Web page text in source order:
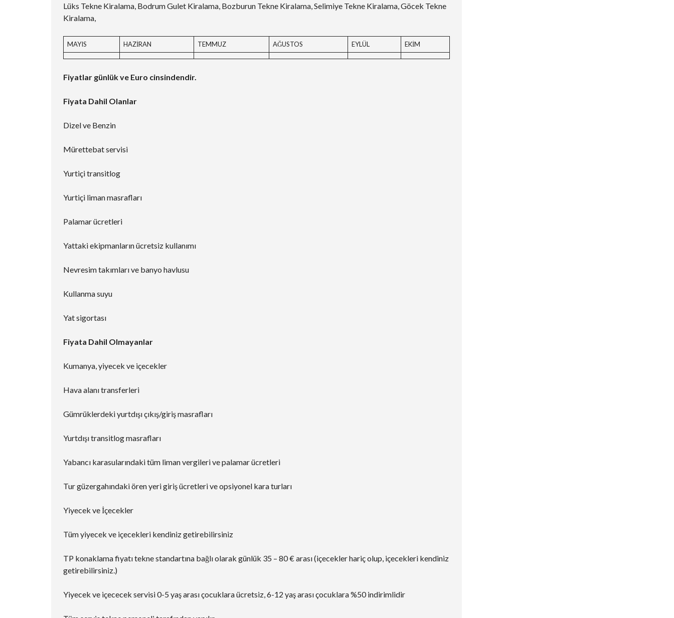
Lüks Tekne Kiralama, Bodrum Gulet Kiralama, Bozburun Tekne Kiralama, Selimiye Tekne Kiralama, Göcek Tekne
Kiralama,
MAYIS HAZİRAN TEMMUZ AĞUSTOS EYLÜL EKİM
Fiyatlar günlük ve Euro cinsindendir.
Fiyata Dahil Olanlar
Dizel ve Benzin
Mürettebat servisi
Yurtiçi transitlog
Yurtiçi liman masrafları
Palamar ücretleri
Yattaki ekipmanların ücretsiz kullanımı
Nevresim takımları ve banyo havlusu
Kullanma suyu
Yat sigortası
Fiyata Dahil Olmayanlar
Kumanya, yiyecek ve içecekler
Hava alanı transferleri
Gümrüklerdeki yurtdışı çıkış/giriş masrafları
Yurtdışı transitlog masrafları
Yabancı karasularındaki tüm liman vergileri ve palamar ücretleri
Tur güzergahındaki ören yeri giriş ücretleri ve opsiyonel kara turları
Yiyecek ve İçecekler
Tüm yiyecek ve içecekleri kendiniz getirebilirsiniz
TP konaklama fiyatı tekne standartına bağlı olarak günlük 35 – 80 € arası (içecekler hariç olup, içecekleri kendiniz
getirebilirsiniz.)
Yiyecek ve içececek servisi 0-5 yaş arası çocuklara ücretsiz, 6-12 yaş arası çocuklara %50 indirimlidir